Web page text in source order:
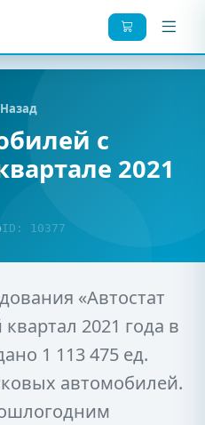
Назад
с
2021
ID: 10377
«Автостат
2021 года в
1 113 475 ед.
автомобилей.